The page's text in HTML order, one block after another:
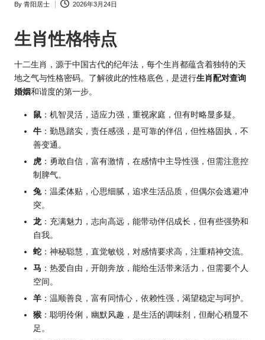
Posted
By 青阳居士 2026年3月24日
生肖性格特点
十二生肖，源于中国古代的纪年法，每个生肖都蕴含着独特的天
地之气与性格密码。了解彼此的性格底色，是进行生肖配对查询
婚姻和谐度的第一步。
鼠 ：机智灵活，适应力强，重视家庭，但有时略显多疑。
牛 ：勤恳踏实，责任感强，是可靠的伴侣，但性格固执，不
善变通。
虎 ：勇敢自信，富有激情，在感情中主导性强，但需注意控
制脾气。
兔：温柔体贴，心思细腻，追求生活品质，但偶尔会逃避冲
突。
龙：充满魅力，志向高远，能带动伴侣成长，但有些强势和
自我。
蛇 ：神秘聪慧，直觉敏锐，对感情要求高，注重精神交流。
马 ：热爱自由，开朗奔放，能给生活带来活力，但需要个人
空间。
羊 ：温顺善良，富有同情心，依赖性强，渴望稳定与呵护。
猴 ：聪明伶俐，幽默风趣，是生活的调味剂，但耐心稍显不
足。